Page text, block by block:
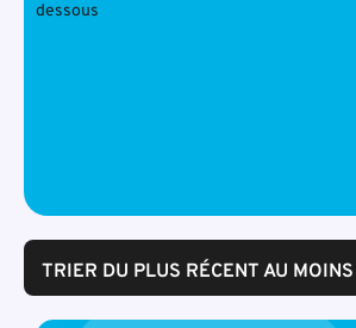
dessous
TRIER DU PLUS RÉCENT AU